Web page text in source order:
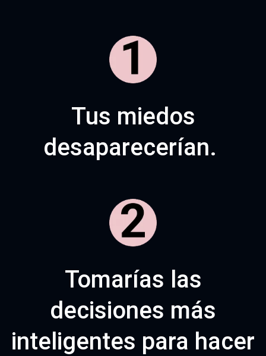
Tus miedos
desaparecerían.
Tomarías las
decisiones más
inteligentes para hacer